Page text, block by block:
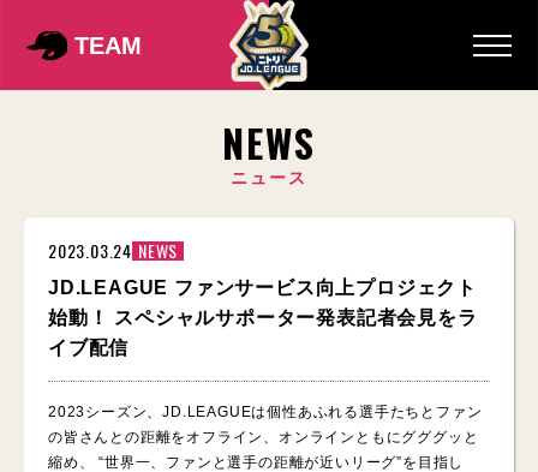
TEAM
NEWS
ニュース
2023.03.24 NEWS
JD.LEAGUE ファンサービス向上プロジェクト
始動！ スペシャルサポーター発表記者会見をラ
イブ配信
2023シーズン、JD.LEAGUEは個性あふれる選手たちとファン
の皆さんとの距離をオフライン、オンラインともにグググッと
縮め、 “世界一、ファンと選手の距離が近いリーグ”を目指し